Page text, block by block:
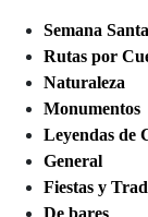
Semana Santa
Rutas por
Naturaleza
Monumentos
Leyendas de
General
Fiestas y
De bares